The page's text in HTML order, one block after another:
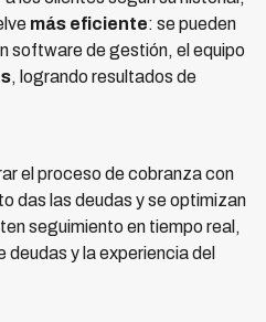
más eficiente: se pueden
software de gestión, el equipo
, logrando resultados de
el proceso de cobranza con
das las deudas y se optimizan
seguimiento en tiempo real,
y la experiencia del